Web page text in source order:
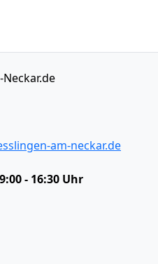
am-neckar.de
- 16:30 Uhr